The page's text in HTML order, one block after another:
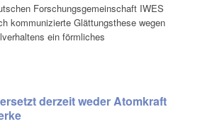
Forschungsgemeinschaft IWES
kommunizierte Glättungsthese wegen
ein förmliches
derzeit weder Atomkraft